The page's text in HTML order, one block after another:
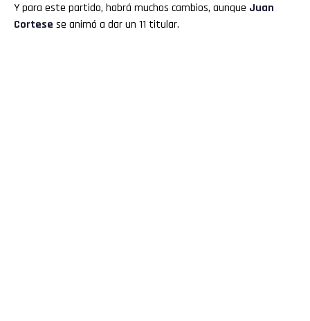
Y para este partido, habrá muchos cambios, aunque Juan
Cortese se animó a dar un 11 titular.